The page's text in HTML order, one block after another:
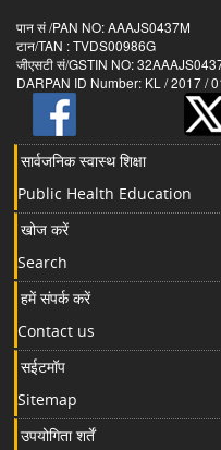
पान सं /PAN NO: AAAJS0437M
टान/TAN : TVDS00986G
जीएसटी सं/GSTIN NO:
DARPAN ID Number: KL / 2017 /
सार्वजनिक स्वास्थ शिक्षा
Public Health Education
खोज करें
Search
हमें संपर्क करें
Contact us
सईटमॉप
Sitemap
उपयोगिता शर्तें